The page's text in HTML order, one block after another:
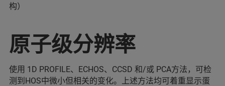
构）
原子级分辨率
使用 1D PROFILE、ECHOS、CCSD 和/或 PCA方法，可检
测到HOS中微小但相关的变化。上述方法均可着重显示蛋